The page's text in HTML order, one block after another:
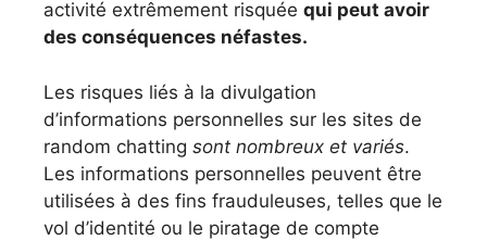
activité extrêmement risquée qui peut avoir
des conséquences néfastes.
Les risques liés à la divulgation
d’informations personnelles sur les sites de
random chatting sont nombreux et variés.
Les informations personnelles peuvent être
utilisées à des fins frauduleuses, telles que le
vol d’identité ou le piratage de compte